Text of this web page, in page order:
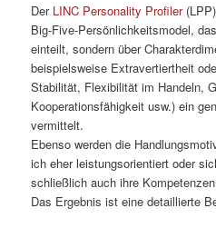
Der LINC Personality Profiler
Big-Five-Persönlichkeitsmodel,
einteilt, sondern über
beispielsweise Extravertiertheit
Stabilität, Flexibilität im Handeln,
Kooperationsfähigkeit usw.) ein
vermittelt.
Ebenso werden die
ich eher leistungsorientiert oder
schließlich auch ihre
Das Ergebnis ist eine detaillierte